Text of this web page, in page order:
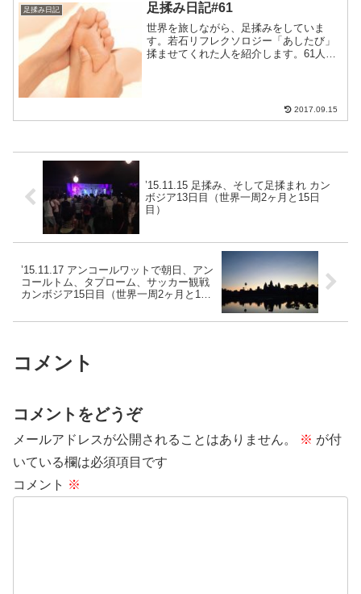
足揉み日記 足揉み日記#61
世界を旅しながら、足揉みをしていま
す。若石リフレクソロジー「あしたび」
揉ませてくれた人を紹介します。61人目
2017.09.15
’15.11.15 足揉み、そして足揉まれ カン
ボジア13日目（世界一周2ヶ月と15日
目）
’15.11.17 アンコールワットで朝日、アン
コールトム、タプローム、サッカー観戦
カンボジア15日目（世界一周2ヶ月と17
コメント
コメントをどうぞ
メールアドレスが公開されることはありません。 ※ が付
いている欄は必須項目です
コメント ※